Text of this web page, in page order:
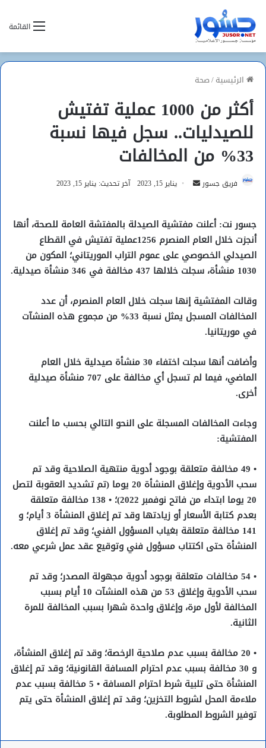
القائمة
الرئيسية/صحة
أكثر من 1000 عملية تفتيش
للصيدليات.. سجل فيها نسبة
33% من المخالفات
فريق جسور
أرسل يناير 15, 2023 آخر تحديث: يناير 15, 2023
جسور نت: أعلنت مفتشية الصيدلة بالمفتشة العامة للصحة، أنها
أنجزت خلال العام المنصرم 1256عملية تفتيش في القطاع
الصيدلي الخصوصي على عموم التراب الموريتاني؛ المكون من
1030 منشأة، سجلت خلالها 437 مخالفة في 346 منشأة صيدلية.
وقالت المفتشية إنها سجلت خلال العام المنصرم، أن عدد
المخالفات المسجل يمثل نسبة 33% من مجموع هذه المنشآت
في موريتانيا.
وأضافت أنها سجلت اختفاء 30 منشأة صيدلية خلال العام
الماضي، فيما لم تسجل أي مخالفة على 707 منشأة صيدلية
أخرى.
وجاءت المخالفات المسجلة على النحو التالي بحسب ما أعلنت
المفتشية:
• 49 مخالفة متعلقة بوجود أدوية منتهية الصلاحية وقد تم
سحب الأدوية وإغلاق المنشأة 20 يوما (تم تشديد العقوبة لتصل
20 يوما ابتداء من فاتح نوفمبر 2022)؛ • 138 مخالفة متعلقة
بعدم كتابة الأسعار أو زيادتها وقد تم إغلاق المنشأة 3 أيام؛ و
141 مخالفة متعلقة بغياب المسؤول الفني؛ وقد تم إغلاق
المنشأة حتى اكتتاب مسؤول فني وتوقيع عقد عمل شرعي معه.
• 54 مخالفات متعلقة بوجود أدوية مجهولة المصدر؛ وقد تم
سحب الأدوية وإغلاق 53 من هذه المنشآت 10 أيام بسبب
المخالفة لأول مرة، وإغلاق واحدة شهرا بسبب المخالفة للمرة
الثانية.
• 20 مخالفة بسبب عدم صلاحية الرخصة؛ وقد تم إغلاق المنشأة،
و 30 مخالفة بسبب عدم احترام المسافة القانونية؛ وقد تم إغلاق
المنشأة حتى تلبية شرط احترام المسافة • 5 مخالفة بسبب عدم
ملاءمة المحل لشروط التخزين؛ وقد تم إغلاق المنشأة حتى يتم
توفير الشروط المطلوبة.